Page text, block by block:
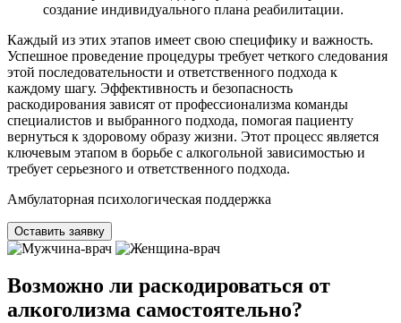
создание индивидуального плана реабилитации.
Каждый из этих этапов имеет свою специфику и важность.
Успешное проведение процедуры требует четкого следования
этой последовательности и ответственного подхода к
каждому шагу. Эффективность и безопасность
раскодирования зависят от профессионализма команды
специалистов и выбранного подхода, помогая пациенту
вернуться к здоровому образу жизни. Этот процесс является
ключевым этапом в борьбе с алкогольной зависимостью и
требует серьезного и ответственного подхода.
Амбулаторная психологическая поддержка
Оставить заявку
Возможно ли раскодироваться от
алкоголизма самостоятельно?